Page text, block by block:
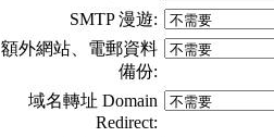
SMTP 漫遊:
額外網站、電郵資料
備份:
域名轉址 Domain
Redirect: